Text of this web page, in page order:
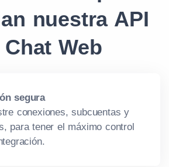
nuestra API
Chat Web
segura
conexiones, subcuentas y
para tener el máximo control